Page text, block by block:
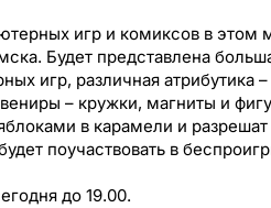
игр и комиксов в этом
Будет представлена
игр, различная атрибутика
– кружки, магниты и
в карамели и
поучаствовать в
до 19.00.